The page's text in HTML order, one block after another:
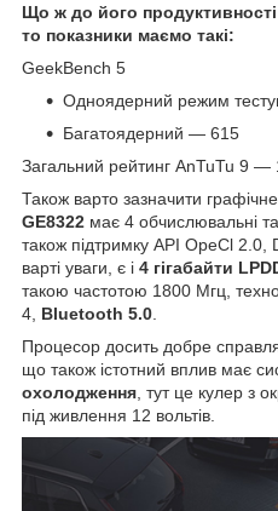
Що ж до його продуктивності
то показники маємо такі:
GeekBench 5
Одноядерний режим
Багатоядерний — 615
Загальний рейтинг AnTuTu 9 —
Також варто зазначити
GE8322 має 4 обчислювальні
також підтримку API OpeCl
варті уваги, є і 4 гігабайти
такою частотою 1800 Мгц,
4, Bluetooth 5.0
Процесор досить добре
що також істотний вплив має
охолодження , тут це кулер з
під живлення 12 вольтів.